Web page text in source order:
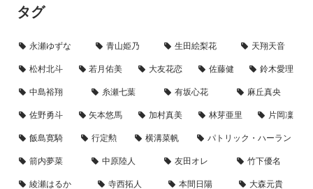
タグ
永瀬ゆずな 青山姫乃 生田絵梨花
天翔天音
松村北斗
若月佑美 大友花恋 佐藤健
鈴木愛理
中島裕翔
糸瀬七葉 有坂心花
麻丘真央
佐野勇斗
矢本悠馬 加村真美 林芽亜里
片岡凜
飯島寛騎
行定勲 横溝菜帆
パトリック・ハーラン
箭内夢菜
中原陸人 友田オレ
竹下優名
綾瀬はるか
寺西拓人 本間日陽
大森元貴